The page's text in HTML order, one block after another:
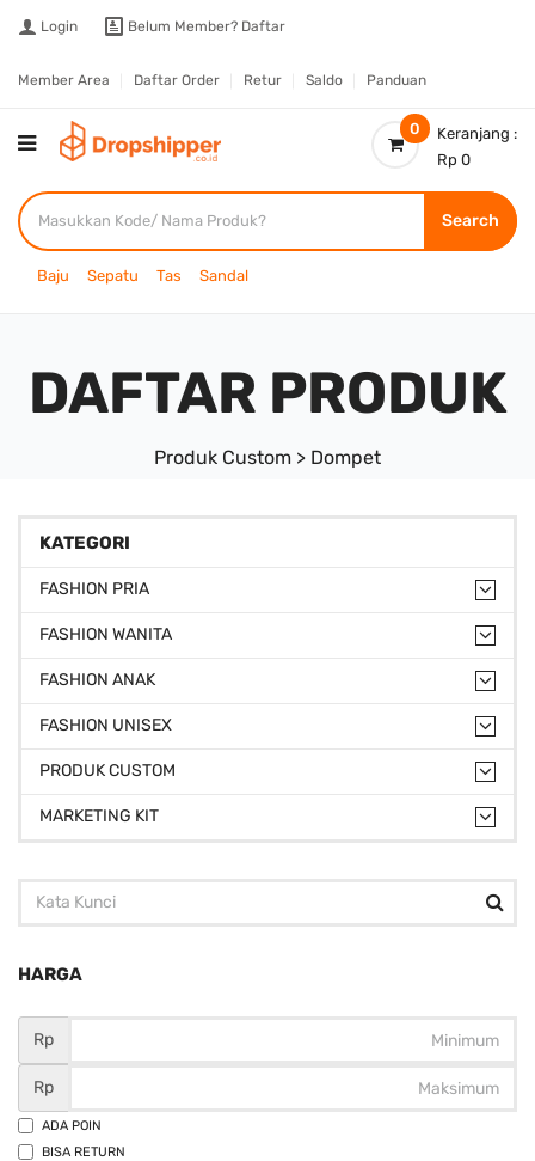
Login Belum Member? Daftar
Member Area Daftar Order Retur Saldo Panduan
0
Keranjang :
Rp 0
Search
Baju Sepatu Tas Sandal
DAFTAR PRODUK
Produk Custom > Dompet
KATEGORI
FASHION PRIA
FASHION WANITA
FASHION ANAK
FASHION UNISEX
PRODUK CUSTOM
MARKETING KIT
HARGA
Rp
Rp
ADA POIN
BISA RETURN